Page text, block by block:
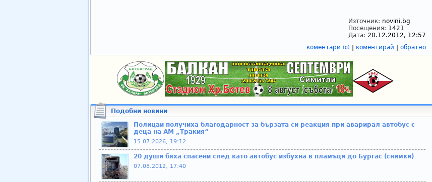
Източник: novini.bg
Посещения: 1421
Дата: 20.12.2012, 12:57
коментари (0) коментирай обратно
Подобни новини
Полицаи получиха благодарност за бързата си реакция при аварирал автобус с
деца на АМ „Тракия“
15.07.2026, 19:12
20 души бяха спасени след като автобус избухна в пламъци до Бургас (снимки)
07.08.2012, 17:40